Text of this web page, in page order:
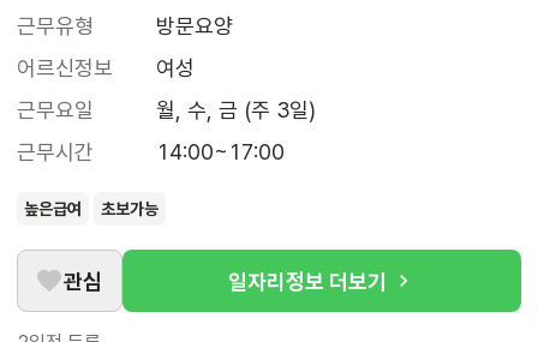
근무유형
방문요양
어르신정보
여성
근무요일
월, 수, 금 (주 3일)
근무시간
14:00~17:00
높은급여 초보가능
관심 일자리정보 더보기